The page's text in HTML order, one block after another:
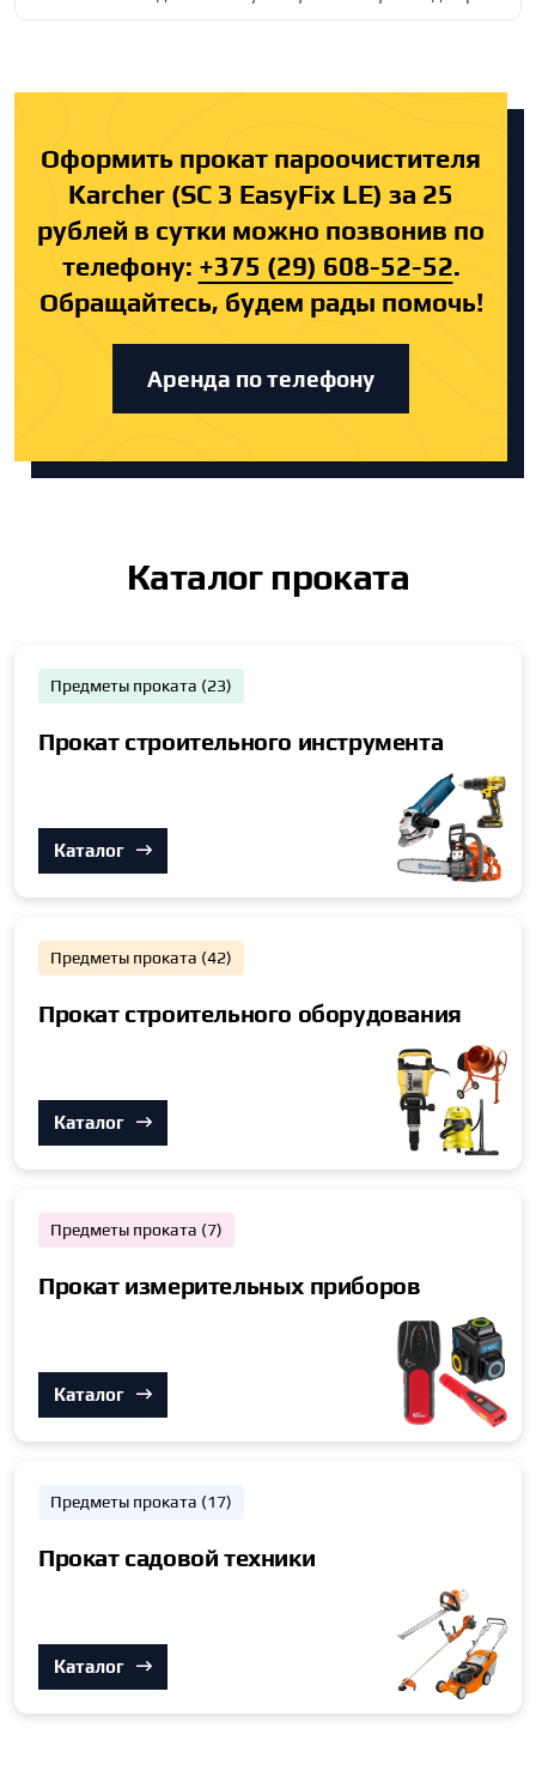
Оформить прокат пароочистителя
Karcher (SC 3 EasyFix LE) за 25
рублей в сутки можно позвонив по
телефону: +375 (29) 608-52-52.
Обращайтесь, будем рады помочь!
Аренда по телефону
Каталог проката
Предметы проката (23)
Прокат строительного инструмента
Каталог
Предметы проката (42)
Прокат строительного оборудования
Каталог
Предметы проката (7)
Прокат измерительных приборов
Каталог
Предметы проката (17)
Прокат садовой техники
Каталог